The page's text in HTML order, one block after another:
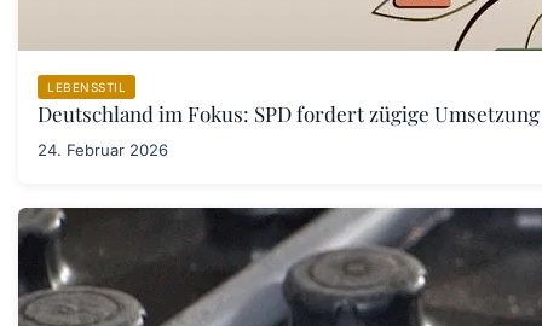
LEBENSSTIL
Deutschland im Fokus: SPD fordert zügige
24. Februar 2026